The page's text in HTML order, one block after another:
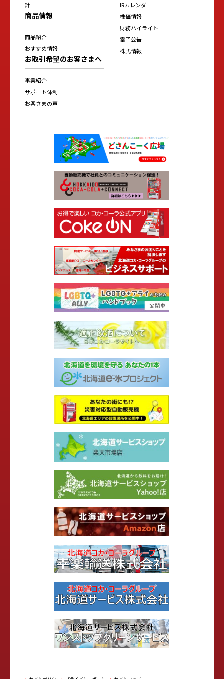
針
商品情報
商品紹介
おすすめ情報
お取引希望のお客さまへ
事業紹介
サポート体制
お客さまの声
IRカレンダー
株価情報
財務ハイライト
電子公告
株式情報